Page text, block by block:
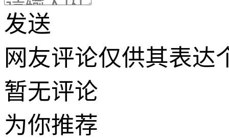
发送
网友评论仅供其表达
暂无评论
为你推荐